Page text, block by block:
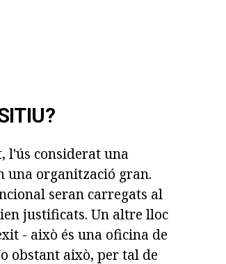
l'ús considerat una
una organització gran.
seran carregats al
justificats. Un altre lloc
- això és una oficina de
obstant això, per tal de